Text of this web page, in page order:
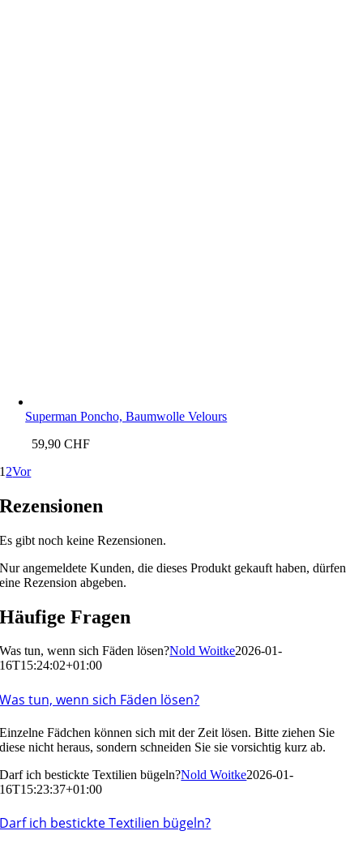
Superman Poncho, Baumwolle Velours
59,90CHF
1 2Vor
Rezensionen
Es gibt noch keine Rezensionen.
Nur angemeldete Kunden, die dieses Produkt gekauft haben, dürfen
eine Rezension abgeben.
Häufige Fragen
Was tun, wenn sich Fäden lösen?Nold Woitke2026-01-
16T15:24:02+01:00
Was tun, wenn sich Fäden lösen?
Einzelne Fädchen können sich mit der Zeit lösen. Bitte ziehen Sie
diese nicht heraus, sondern schneiden Sie sie vorsichtig kurz ab.
Darf ich bestickte Textilien bügeln?Nold Woitke2026-01-
16T15:23:37+01:00
Darf ich bestickte Textilien bügeln?